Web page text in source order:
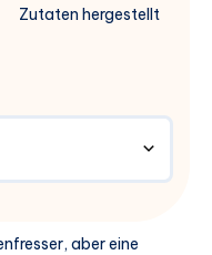
Zutaten hergestellt
aber eine